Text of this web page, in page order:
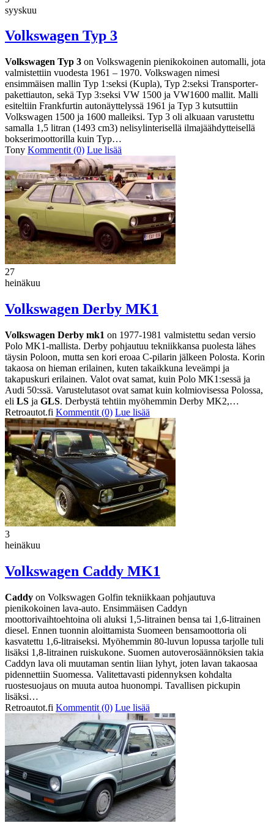
syyskuu
Volkswagen Typ 3
Volkswagen Typ 3 on Volkswagenin pienikokoinen automalli, jota
valmistettiin vuodesta 1961 – 1970. Volkswagen nimesi
ensimmäisen mallin Typ 1:seksi (Kupla), Typ 2:seksi Transporter-
pakettiauton, sekä Typ 3:seksi VW 1500 ja VW1600 mallit. Malli
esiteltiin Frankfurtin autonäyttelyssä 1961 ja Typ 3 kutsuttiin
Volkswagen 1500 ja 1600 malleiksi. Typ 3 oli alkuaan varustettu
samalla 1,5 litran (1493 cm3) nelisylinterisellä ilmajäähdytteisellä
bokserimoottorilla kuin Typ…
Tony Kommentit (0) Lue lisää
27
heinäkuu
Volkswagen Derby MK1
Volkswagen Derby mk1 on 1977-1981 valmistettu sedan versio
Polo MK1-mallista. Derby pohjautuu tekniikkansa puolesta lähes
täysin Poloon, mutta sen kori eroaa C-pilarin jälkeen Polosta. Korin
takaosa on hieman erilainen, kuten takaikkuna leveämpi ja
takapuskuri erilainen. Valot ovat samat, kuin Polo MK1:sessä ja
Audi 50:ssä. Varustelutasot ovat samat kuin kolmiovisessa Polossa,
eli LS ja GLS. Derbystä tehtiin myöhemmin Derby MK2,…
Retroautot.fi Kommentit (0) Lue lisää
3
heinäkuu
Volkswagen Caddy MK1
Caddy on Volkswagen Golfin tekniikkaan pohjautuva
pienikokoinen lava-auto. Ensimmäisen Caddyn
moottorivaihtoehtoina oli aluksi 1,5-litrainen bensa tai 1,6-litrainen
diesel. Ennen tuonnin aloittamista Suomeen bensamoottoria oli
kasvatettu 1,6-litraiseksi. Myöhemmin 80-luvun lopussa tarjolle tuli
lisäksi 1,8-litrainen ruiskukone. Suomen autoverosäännöksien takia
Caddyn lava oli muutaman sentin liian lyhyt, joten lavan takaosaa
pidennettiin Suomessa. Valitettavasti pidennyksen kohdalta
ruostesuojaus on muuta autoa huonompi. Tavallisen pickupin
lisäksi…
Retroautot.fi Kommentit (0) Lue lisää